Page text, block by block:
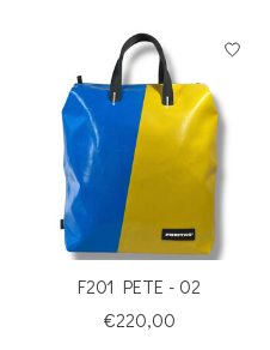
F201 PETE - 02
€220,00